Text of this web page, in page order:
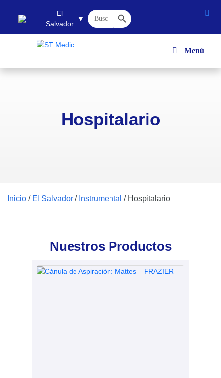
El
Salvador
▼
Buscar: Botón de búsqueda
Menú
Hospitalario
Inicio / El Salvador / Instrumental / Hospitalario
Nuestros Productos